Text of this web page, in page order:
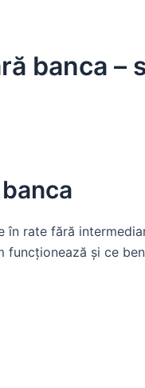
banca –
rate fără
și ce